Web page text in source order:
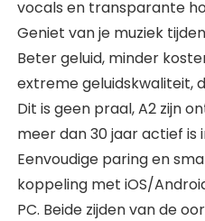
vocals en transparante
Geniet van je muziek
Beter geluid, minder
extreme geluidskwaliteit,
Dit is geen praal, A2 zijn
meer dan 30 jaar actief is
Eenvoudige paring en
koppeling met iOS/
PC. Beide zijden van de